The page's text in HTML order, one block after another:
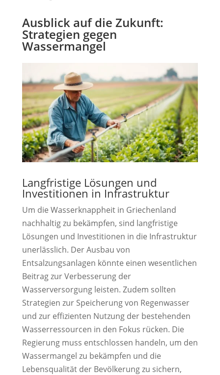
Ausblick auf die Zukunft:
Strategien gegen
Wassermangel
Langfristige Lösungen und
Investitionen in Infrastruktur
Um die Wasserknappheit in Griechenland
nachhaltig zu bekämpfen, sind langfristige
Lösungen und Investitionen in die Infrastruktur
unerlässlich. Der Ausbau von
Entsalzungsanlagen könnte einen wesentlichen
Beitrag zur Verbesserung der
Wasserversorgung leisten. Zudem sollten
Strategien zur Speicherung von Regenwasser
und zur effizienten Nutzung der bestehenden
Wasserressourcen in den Fokus rücken. Die
Regierung muss entschlossen handeln, um den
Wassermangel zu bekämpfen und die
Lebensqualität der Bevölkerung zu sichern,